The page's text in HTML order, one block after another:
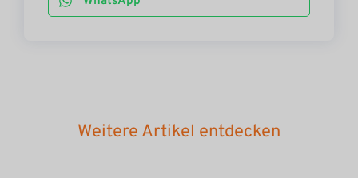
Weitere Artikel entdecken